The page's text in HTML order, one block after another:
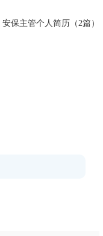
安保主管个人简历（2篇）